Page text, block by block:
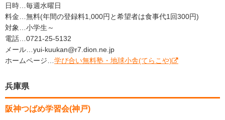
日時…毎週水曜日
料金…無料(年間の登録料1,000円と希望者は食事代1回300円)
対象…小学生～
電話…0721-25-5132
メール…yui-kuukan@r7.dion.ne.jp
ホームページ… 学び合い無料塾・地球小舎(てらこや)
兵庫県
阪神つばめ学習会(神戸)